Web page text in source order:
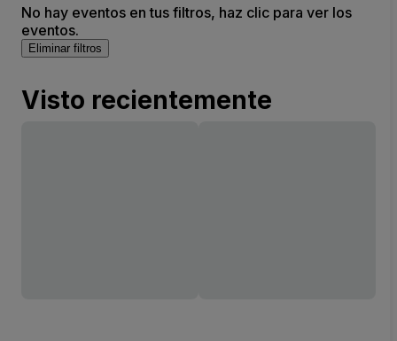
No hay eventos en tus filtros, haz clic para ver los
eventos.
Eliminar filtros
Visto recientemente